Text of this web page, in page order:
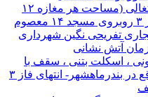
اجاره ۲۰ باب مغازه بازارچه خوداشتغالی (مساحت هر مغازه ۱۲
تجاری تفریحی نگین شهرداری
آتش نشانی
، اسکلت بتنی ، سقف با